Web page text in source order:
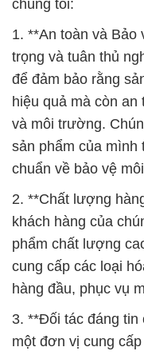
chúng tôi:
1. **An toàn và Bảo
trọng và tuân thủ
để đảm bảo rằng
hiệu quả mà còn
và môi trường.
sản phẩm của mình
chuẩn về bảo vệ
2. **Chất lượng
khách hàng của
phẩm chất lượng
cung cấp các loại
hàng đầu, phục vụ
3. **Đối tác đáng tin
một đơn vị cung